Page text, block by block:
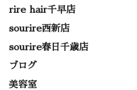
rire hair千早店
sourire西新店
sourire春日千歳店
ブログ
美容室